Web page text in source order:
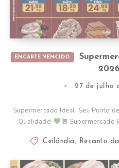
ENCARTE VENCIDO
2026
27 de julho
Supermercado Ideal: Seu Ponto
Qualidade!
Supermercado
Ceilândia , Recanto